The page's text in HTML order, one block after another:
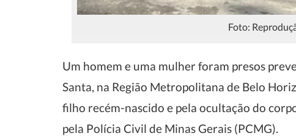
Foto:
Um homem e uma mulher foram presos
Santa, na Região Metropolitana de Belo
filho recém-nascido e pela ocultação do
pela Polícia Civil de Minas Gerais (PCMG).